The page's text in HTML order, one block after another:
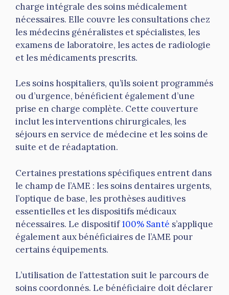
charge intégrale des soins médicalement
nécessaires. Elle couvre les consultations chez
les médecins généralistes et spécialistes, les
examens de laboratoire, les actes de radiologie
et les médicaments prescrits.
Les soins hospitaliers, qu’ils soient programmés
ou d’urgence, bénéficient également d’une
prise en charge complète. Cette couverture
inclut les interventions chirurgicales, les
séjours en service de médecine et les soins de
suite et de réadaptation.
Certaines prestations spécifiques entrent dans
le champ de l’AME : les soins dentaires urgents,
l’optique de base, les prothèses auditives
essentielles et les dispositifs médicaux
nécessaires. Le dispositif100% Santé s’applique
également aux bénéficiaires de l’AME pour
certains équipements.
L’utilisation de l’attestation suit le parcours de
soins coordonnés. Le bénéficiaire doit déclarer